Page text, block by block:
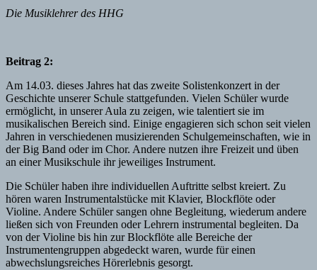
Die Musiklehrer des HHG
Beitrag 2:
Am 14.03. dieses Jahres hat das zweite Solistenkonzert in der
Geschichte unserer Schule stattgefunden. Vielen Schüler wurde
ermöglicht, in unserer Aula zu zeigen, wie talentiert sie im
musikalischen Bereich sind. Einige engagieren sich schon seit vielen
Jahren in verschiedenen musizierenden Schulgemeinschaften, wie in
der Big Band oder im Chor. Andere nutzen ihre Freizeit und üben
an einer Musikschule ihr jeweiliges Instrument.
Die Schüler haben ihre individuellen Auftritte selbst kreiert. Zu
hören waren Instrumentalstücke mit Klavier, Blockflöte oder
Violine. Andere Schüler sangen ohne Begleitung, wiederum andere
ließen sich von Freunden oder Lehrern instrumental begleiten. Da
von der Violine bis hin zur Blockflöte alle Bereiche der
Instrumentengruppen abgedeckt waren, wurde für einen
abwechslungsreiches Hörerlebnis gesorgt.